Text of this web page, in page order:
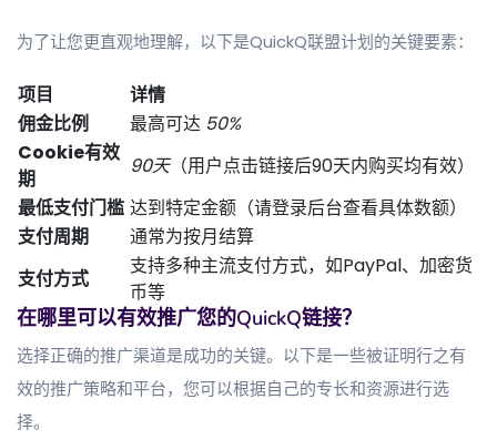
为了让您更直观地理解，以下是QuickQ联盟计划的关键要素：
项目
详情
佣金比例
最高可达 50%
Cookie有效
期
90天（用户点击链接后90天内购买均有效）
最低支付门槛 达到特定金额（请登录后台查看具体数额）
支付周期
通常为按月结算
支付方式
支持多种主流支付方式，如PayPal、加密货
币等
在哪里可以有效推广您的QuickQ链接？
选择正确的推广渠道是成功的关键。以下是一些被证明行之有
效的推广策略和平台，您可以根据自己的专长和资源进行选
择。